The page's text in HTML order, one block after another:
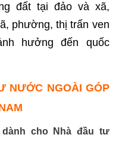
đất tại đảo và xã,
phường, thị trấn ven
hưởng đến quốc
NƯỚC NGOÀI GÓP
cho Nhà đầu tư